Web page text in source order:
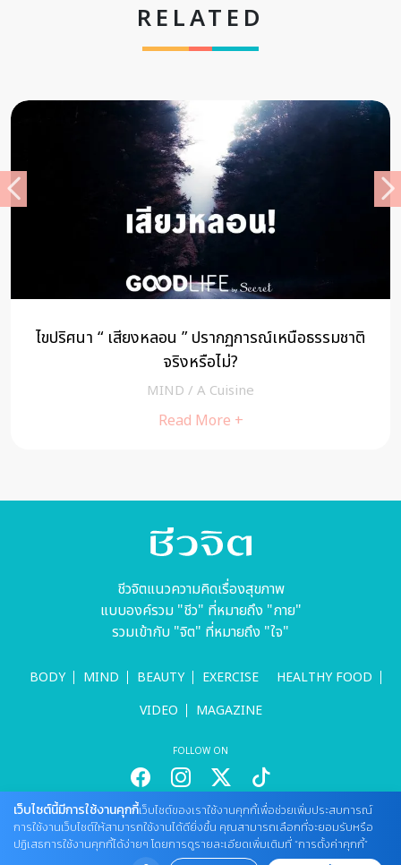
RELATED
ไขปริศนา “ เสียงหลอน ” ปรากฏการณ์เหนือธรรมชาติ
จริงหรือไม่?
MIND / A Cuisine
Read More +
ชีวจิตแนวความคิดเรื่องสุขภาพ
แบบองค์รวม "ชีว" ที่หมายถึง "กาย"
รวมเข้ากับ "จิต" ที่หมายถึง "ใจ"
BODY MIND BEAUTY EXERCISE
HEALTHY FOOD
VIDEO
MAGAZINE
FOLLOW ON
สนใจลงโฆษณากับเว็บไซต์
Tel : 085 661 4629 / (จันทร์ - ศุกร์ เวลา 09.00 - 18.00 น)
cheewajitmedia@gmail.com
เว็บไซต์นี้มีการใช้งานคุกกี้เว็บไซต์ของเราใช้งานคุกกี้เพื่อช่วยเพิ่มประสบการณ์
การใช้งานเว็บไซต์ให้สามารถใช้งานได้ดียิ่งขึ้น คุณสามารถเลือกที่จะยอมรับหรือ
ปฏิเสธการใช้งานคุกกี้ได้ง่ายๆ โดยการดูรายละเอียดเพิ่มเติมที่ “การตั้งค่าคุกกี้”